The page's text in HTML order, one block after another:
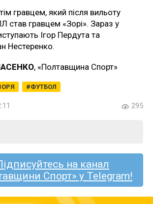
гравцем, який після вильоту
став гравцем «Зорі». Зараз у
Ігор Пердута та
Нестеренко.
, «Полтавщина Спорт»
ФУТБОЛ
295
на канал
Спорт» у Telegram!